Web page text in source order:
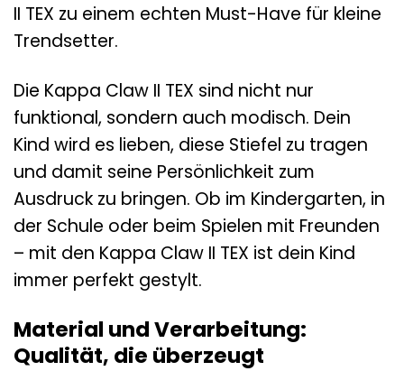
II TEX zu einem echten Must-Have für kleine
Trendsetter.
Die Kappa Claw II TEX sind nicht nur
funktional, sondern auch modisch. Dein
Kind wird es lieben, diese Stiefel zu tragen
und damit seine Persönlichkeit zum
Ausdruck zu bringen. Ob im Kindergarten, in
der Schule oder beim Spielen mit Freunden
– mit den Kappa Claw II TEX ist dein Kind
immer perfekt gestylt.
Material und Verarbeitung:
Qualität, die überzeugt